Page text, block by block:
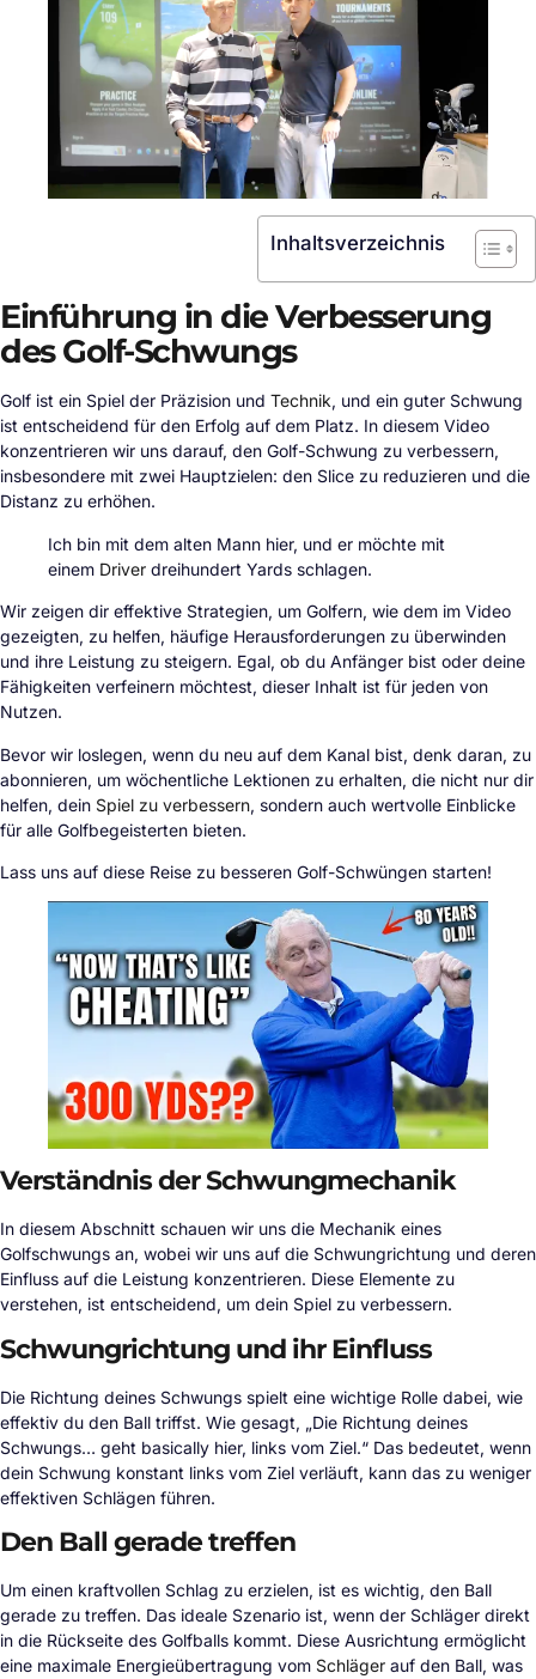
Inhaltsverzeichnis
Einführung in die Verbesserung
des Golf-Schwungs
Golf ist ein Spiel der Präzision und Technik, und ein guter Schwung
ist entscheidend für den Erfolg auf dem Platz. In diesem Video
konzentrieren wir uns darauf, den Golf-Schwung zu verbessern,
insbesondere mit zwei Hauptzielen: den Slice zu reduzieren und die
Distanz zu erhöhen.
Ich bin mit dem alten Mann hier, und er möchte mit
einem Driver dreihundert Yards schlagen.
Wir zeigen dir effektive Strategien, um Golfern, wie dem im Video
gezeigten, zu helfen, häufige Herausforderungen zu überwinden
und ihre Leistung zu steigern. Egal, ob du Anfänger bist oder deine
Fähigkeiten verfeinern möchtest, dieser Inhalt ist für jeden von
Nutzen.
Bevor wir loslegen, wenn du neu auf dem Kanal bist, denk daran, zu
abonnieren, um wöchentliche Lektionen zu erhalten, die nicht nur dir
helfen, dein Spiel zu verbessern, sondern auch wertvolle Einblicke
für alle Golfbegeisterten bieten.
Lass uns auf diese Reise zu besseren Golf-Schwüngen starten!
Verständnis der Schwungmechanik
In diesem Abschnitt schauen wir uns die Mechanik eines
Golfschwungs an, wobei wir uns auf die Schwungrichtung und deren
Einfluss auf die Leistung konzentrieren. Diese Elemente zu
verstehen, ist entscheidend, um dein Spiel zu verbessern.
Schwungrichtung und ihr Einfluss
Die Richtung deines Schwungs spielt eine wichtige Rolle dabei, wie
effektiv du den Ball triffst. Wie gesagt, „Die Richtung deines
Schwungs… geht basically hier, links vom Ziel.“ Das bedeutet, wenn
dein Schwung konstant links vom Ziel verläuft, kann das zu weniger
effektiven Schlägen führen.
Den Ball gerade treffen
Um einen kraftvollen Schlag zu erzielen, ist es wichtig, den Ball
gerade zu treffen. Das ideale Szenario ist, wenn der Schläger direkt
in die Rückseite des Golfballs kommt. Diese Ausrichtung ermöglicht
eine maximale Energieübertragung vom Schläger auf den Ball, was